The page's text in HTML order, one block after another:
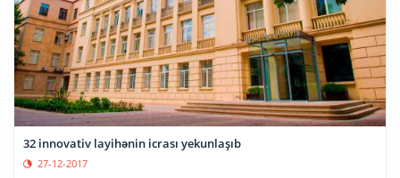
32 innovativ layihənin icrası yekunlaşıb
27-12-2017